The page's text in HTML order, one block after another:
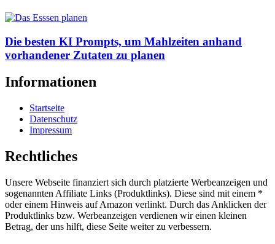
Die besten KI Prompts, um Mahlzeiten anhand
vorhandener Zutaten zu planen
Informationen
Startseite
Datenschutz
Impressum
Rechtliches
Unsere Webseite finanziert sich durch platzierte Werbeanzeigen und
sogenannten Affiliate Links (Produktlinks). Diese sind mit einem *
oder einem Hinweis auf Amazon verlinkt. Durch das Anklicken der
Produktlinks bzw. Werbeanzeigen verdienen wir einen kleinen
Betrag, der uns hilft, diese Seite weiter zu verbessern.